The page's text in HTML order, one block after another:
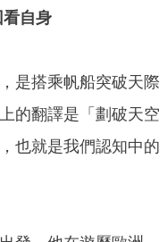
自身
是搭乘帆船突破天際
的翻譯是「劃破天空
也就是我們認知中的